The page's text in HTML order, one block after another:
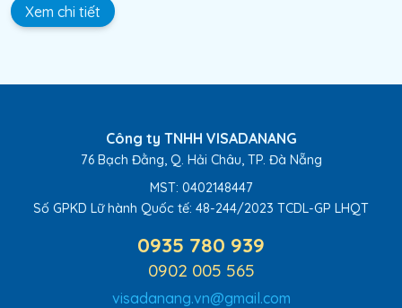
Xem chi tiết
Công ty TNHH VISADANANG
76 Bạch Đằng, Q. Hải Châu, TP. Đà Nẵng
MST: 0402148447
Số GPKD Lữ hành Quốc tế: 48-244/2023 TCDL-GP LHQT
0935 780 939
0902 005 565
visadanang.vn@gmail.com